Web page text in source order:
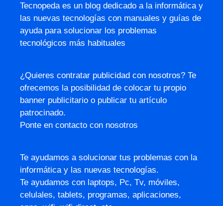
Tecnopeda es un blog dedicado a la informática y
las nuevas tecnologías con manuales y guías de
ayuda para solucionar los problemas
tecnológicos más habituales
¿Quieres contratar publicidad con nosotros? Te
ofrecemos la posibilidad de colocar tu propio
banner publicitario o publicar tu artículo
patrocinado.
Ponte en contacto con nosotros
Te ayudamos a solucionar tus problemas con la
informática y las nuevas tecnologías.
Te ayudamos con laptops, Pc, Tv, móviles,
celulales, tablets, programas, aplicaciones,